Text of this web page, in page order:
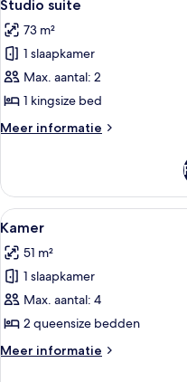
foto's
voor
Studio
suite
laden
Studio suite
73 m²
1 slaapkamer
Max. aantal: 2
1 kingsize bed
Meer informatie
Meer
suite
Alle
foto's
voor
Kamer
laden
5
Kamer
51 m²
1 slaapkamer
Max. aantal: 4
2 queensize bedden
Meer informatie
Meer